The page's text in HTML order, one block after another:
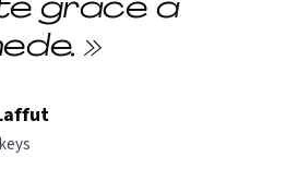
grâce à
»